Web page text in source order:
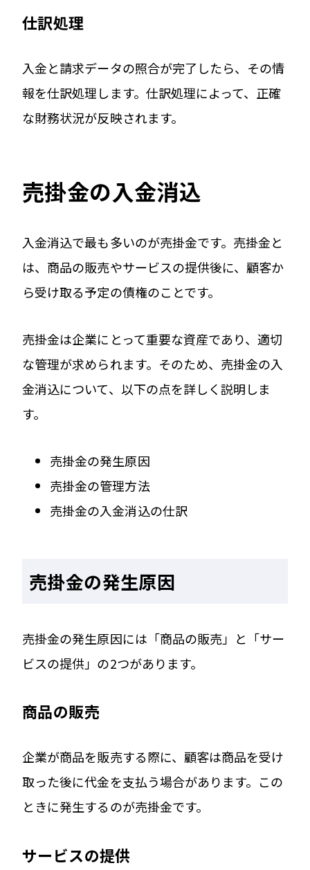
仕訳処理
入金と請求データの照合が完了したら、その情
報を仕訳処理します。仕訳処理によって、正確
な財務状況が反映されます。
売掛金の入金消込
入金消込で最も多いのが売掛金です。売掛金と
は、商品の販売やサービスの提供後に、顧客か
ら受け取る予定の債権のことです。
売掛金は企業にとって重要な資産であり、適切
な管理が求められます。そのため、売掛金の入
金消込について、以下の点を詳しく説明しま
す。
売掛金の発生原因
売掛金の管理方法
売掛金の入金消込の仕訳
売掛金の発生原因
売掛金の発生原因には「商品の販売」と「サー
ビスの提供」の2つがあります。
商品の販売
企業が商品を販売する際に、顧客は商品を受け
取った後に代金を支払う場合があります。この
ときに発生するのが売掛金です。
サービスの提供